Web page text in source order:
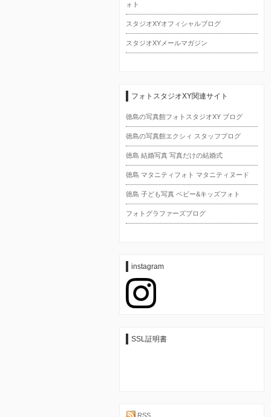
ォト
スタジオXYオフィシャルブログ
スタジオXYメールマガジン
フォトスタジオXY関連サイト
徳島の写真館フォトスタジオXY ブログ
徳島の写真館エクシィ スタッフブログ
徳島 結婚写真 写真だけの結婚式
徳島 マタニティフォト マタニティヌード
徳島 子ども写真 ベビー&キッズフォト
フォトグラファーズブログ
instagram
SSL証明書
RSS